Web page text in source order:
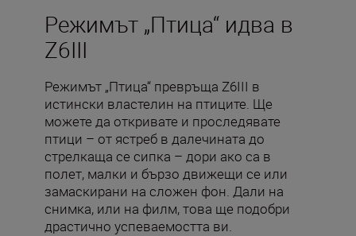
Режимът „Птица“ идва в
Z6III
Режимът „Птица“ превръща Z6III в
истински властелин на птиците. Ще
можете да откривате и проследявате
птици – от ястреб в далечината до
стрелкаща се сипка – дори ако са в
полет, малки и бързо движещи се или
замаскирани на сложен фон. Дали на
снимка, или на филм, това ще подобри
драстично успеваемостта ви.